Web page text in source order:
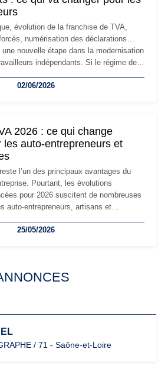
évolution de la franchise de TVA,
numérisation des déclarations…
une nouvelle étape dans la modernisation
indépendants. Si le régime de
devront s'adapter à un environnement
02/06/2026
2026 : ce qui change
les auto-entrepreneurs et
l’un des principaux avantages du
Pourtant, les évolutions
pour 2026 suscitent de nombreuses
auto-entrepreneurs, artisans et
bascule vers la TVA : les règles
25/05/2026
/ 71 - Saône-et-Loire